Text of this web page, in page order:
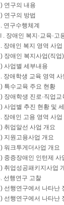
연구의 내용
연구의 방법
연구수행체계
장애인 복지·교육·고
장애인 복지 영역 사업
장애인 복지사업(직
사업별 세부내용
장애학생 교육 영역 사
특수교육 주요 현황
장애학생 진로·직업교
사업별 추진 현황 및
장애인 고용 영역 사업
취업알선 사업 개요
지원고용사업 개요
워크투게더사업 개요
중증장애인 인턴제 사
취업성공패키지사업
선행연구 고찰
선행연구에서 나타난
선행연구에서 나타난